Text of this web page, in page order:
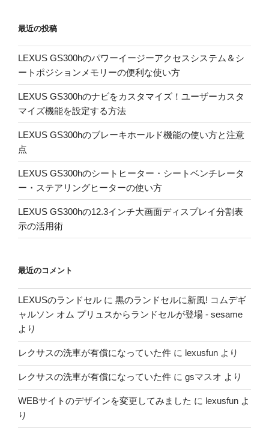
最近の投稿
LEXUS GS300hのパワーイージーアクセスシステム＆シ
ートポジションメモリーの便利な使い方
LEXUS GS300hのナビをカスタマイズ！ユーザーカスタ
マイズ機能を設定する方法
LEXUS GS300hのブレーキホールド機能の使い方と注意
点
LEXUS GS300hのシートヒーター・シートベンチレータ
ー・ステアリングヒーターの使い方
LEXUS GS300hの12.3インチ大画面ディスプレイ分割表
示の活用術
最近のコメント
LEXUSのランドセル に 黒のランドセルに新風! コムデギ
ャルソン オム プリュスからランドセルが登場 - sesame
より
レクサスの洗車が有償になっていた件 に lexusfun より
レクサスの洗車が有償になっていた件 に gsマスオ より
WEBサイトのデザインを変更してみました に lexusfun よ
り